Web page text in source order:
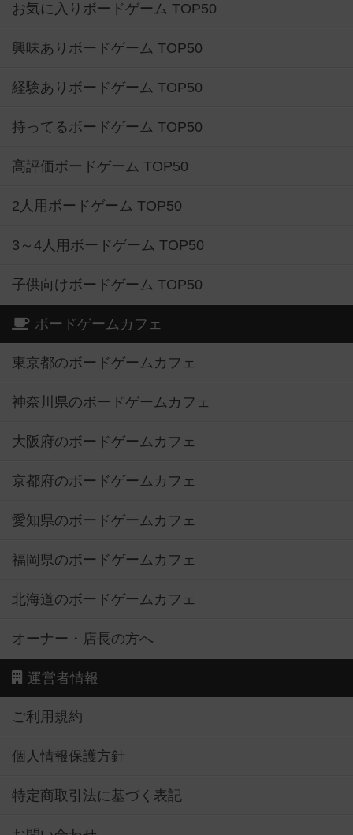
お気に入りボードゲーム TOP50
興味ありボードゲーム TOP50
経験ありボードゲーム TOP50
持ってるボードゲーム TOP50
高評価ボードゲーム TOP50
2人用ボードゲーム TOP50
3～4人用ボードゲーム TOP50
子供向けボードゲーム TOP50
ボードゲームカフェ
東京都のボードゲームカフェ
神奈川県のボードゲームカフェ
大阪府のボードゲームカフェ
京都府のボードゲームカフェ
愛知県のボードゲームカフェ
福岡県のボードゲームカフェ
北海道のボードゲームカフェ
オーナー・店長の方へ
運営者情報
ご利用規約
個人情報保護方針
特定商取引法に基づく表記